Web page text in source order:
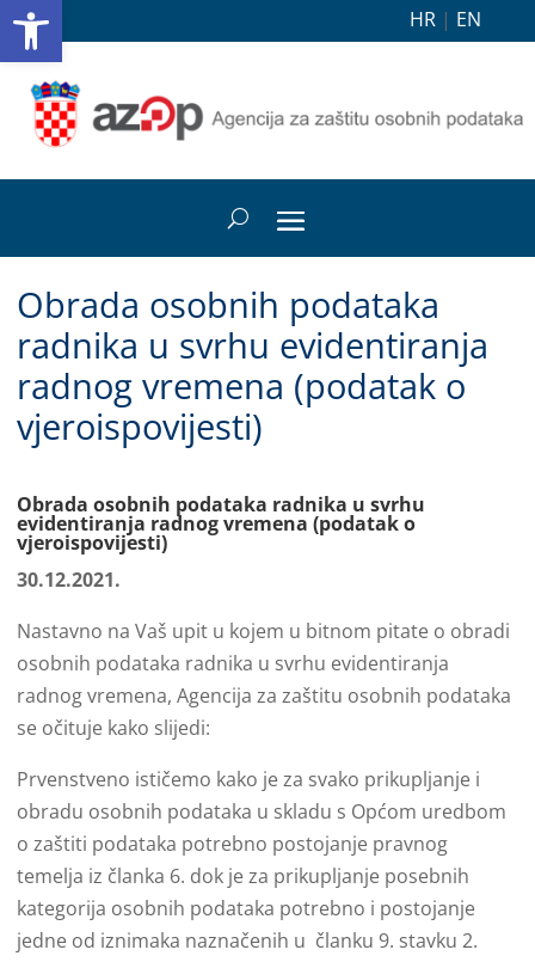
HR | EN
Obrada osobnih podataka
radnika u svrhu evidentiranja
radnog vremena (podatak o
vjeroispovijesti)
Obrada osobnih podataka radnika u svrhu
evidentiranja radnog vremena (podatak o
vjeroispovijesti)
30.12.2021.
Nastavno na Vaš upit u kojem u bitnom pitate o obradi
osobnih podataka radnika u svrhu evidentiranja
radnog vremena, Agencija za zaštitu osobnih podataka
se očituje kako slijedi:
Prvenstveno ističemo kako je za svako prikupljanje i
obradu osobnih podataka u skladu s Općom uredbom
o zaštiti podataka potrebno postojanje pravnog
temelja iz članka 6. dok je za prikupljanje posebnih
kategorija osobnih podataka potrebno i postojanje
jedne od iznimaka naznačenih u članku 9. stavku 2.